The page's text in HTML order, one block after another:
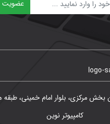
عضویت
بخش مرکزی، بلوار امام خمینی،
کامپیوتر نوین